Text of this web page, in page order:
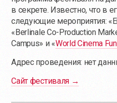
в секрете. Известно, что в
следующие мероприятия:
«Berlinale Co-Production
Campus» и «World Cinema
Адрес проведения: нет
Сайт фестиваля →